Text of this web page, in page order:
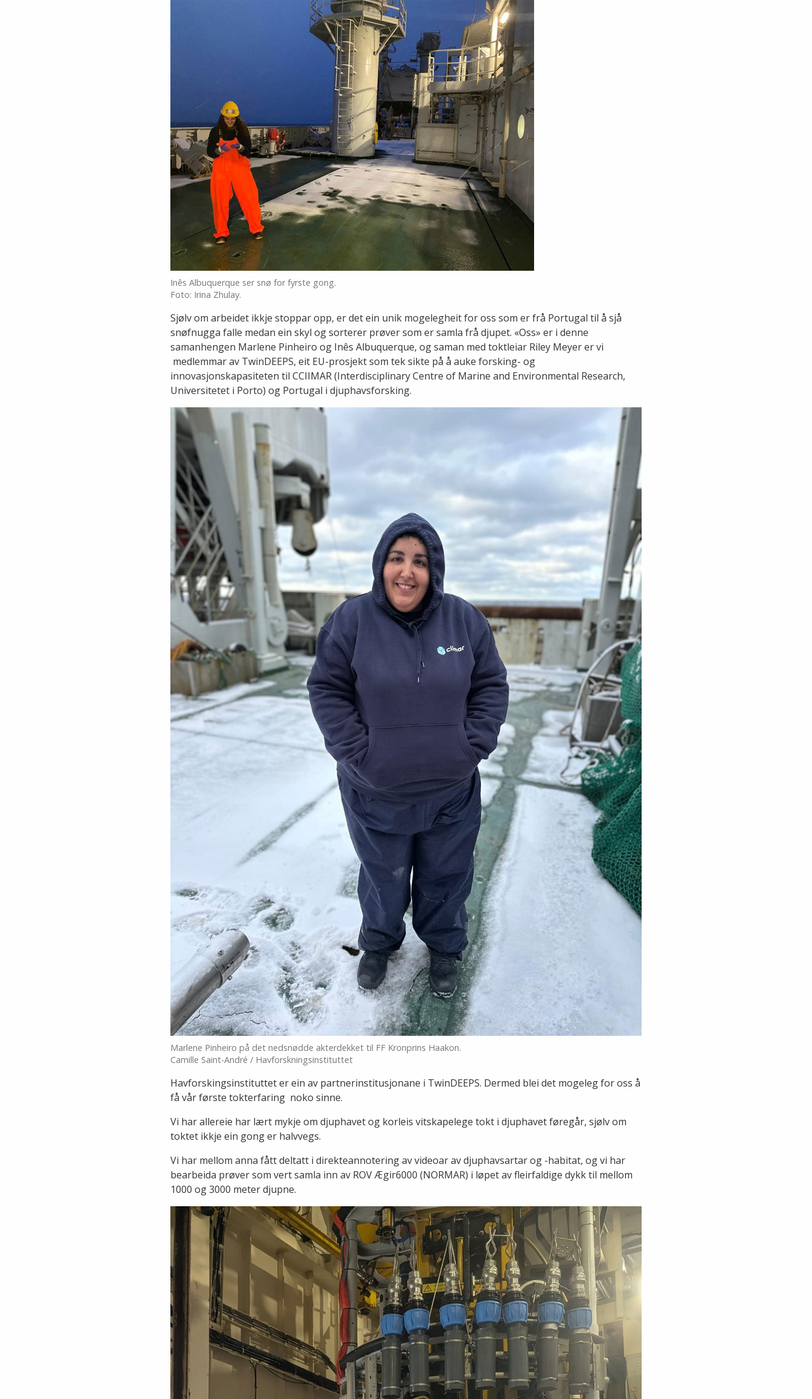
Inês Albuquerque ser snø for fyrste gong.
Foto: Irina Zhulay.
Sjølv om arbeidet ikkje stoppar opp, er det ein unik mogelegheit for oss som er frå Portugal til å sjå
snøfnugga falle medan ein skyl og sorterer prøver som er samla frå djupet. «Oss» er i denne
samanhengen Marlene Pinheiro og Inês Albuquerque, og saman med toktleiar Riley Meyer er vi
medlemmar av TwinDEEPS, eit EU-prosjekt som tek sikte på å auke forsking- og
innovasjonskapasiteten til CCIIMAR (Interdisciplinary Centre of Marine and Environmental Research,
Universitetet i Porto) og Portugal i djuphavsforsking.
Marlene Pinheiro på det nedsnødde akterdekket til FF Kronprins Haakon.
Camille Saint-André / Havforskningsinstituttet
Havforskingsinstituttet er ein av partnerinstitusjonane i TwinDEEPS. Dermed blei det mogeleg for oss å
få vår første tokterfaring noko sinne.
Vi har allereie har lært mykje om djuphavet og korleis vitskapelege tokt i djuphavet føregår, sjølv om
toktet ikkje ein gong er halvvegs.
Vi har mellom anna fått deltatt i direkteannotering av videoar av djuphavsartar og -habitat, og vi har
bearbeida prøver som vert samla inn av ROV Ægir6000 (NORMAR) i løpet av fleirfaldige dykk til mellom
1000 og 3000 meter djupne.